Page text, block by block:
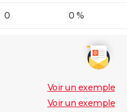
0 0 %
Voir un exemple
Voir un exemple